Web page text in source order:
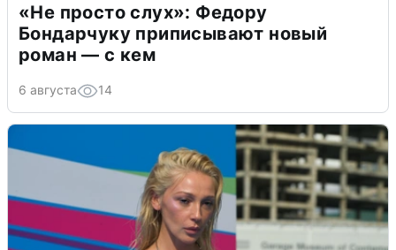
«Не просто слух»: Федору
Бондарчуку приписывают новый
роман — с кем
6 августа 14